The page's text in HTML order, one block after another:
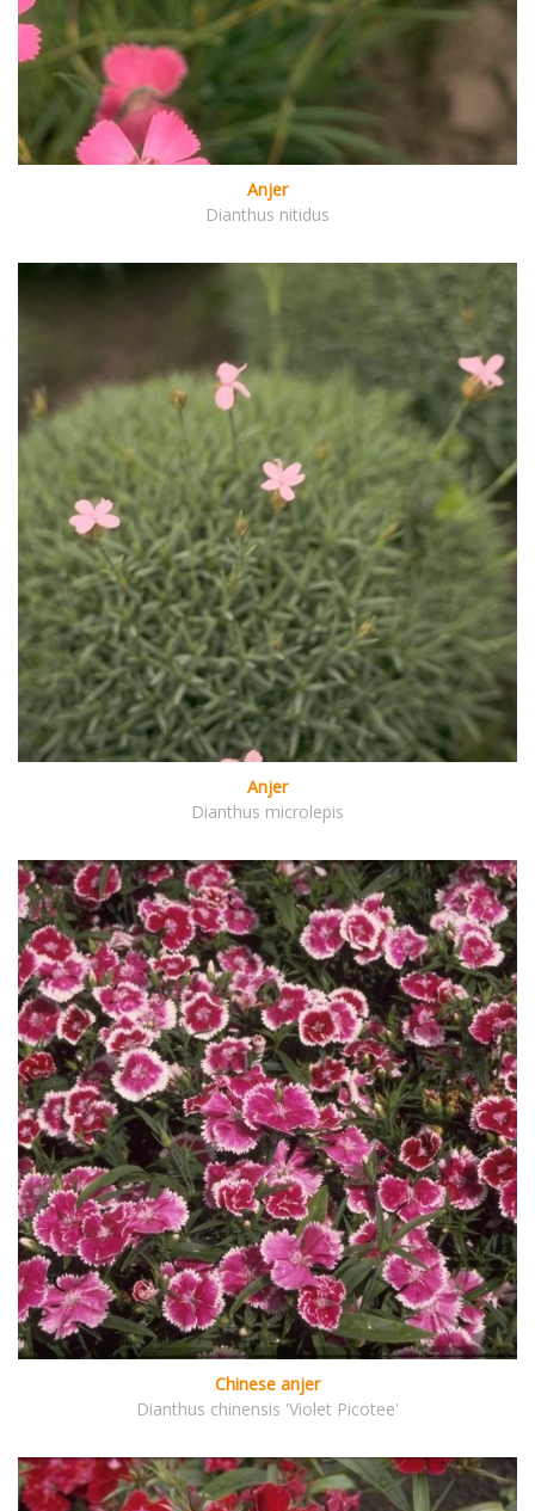
Anjer
Dianthus nitidus
Anjer
Dianthus microlepis
Chinese anjer
Dianthus chinensis 'Violet Picotee'